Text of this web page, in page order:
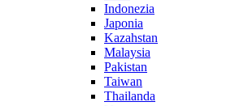
Indonezia
Japonia
Kazahstan
Malaysia
Pakistan
Taiwan
Thailanda